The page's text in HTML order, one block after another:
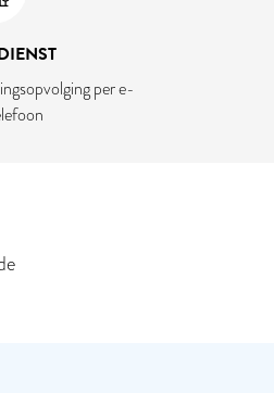
per e-